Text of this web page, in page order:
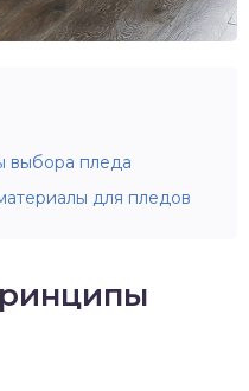
выбора пледа
для пледов